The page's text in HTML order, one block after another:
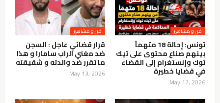
فن و مشاهير
تونس: إحالة 18 متهماً
بينهم صناع محتوى على تيك
توك وإنستغرام إلى القضاء
في قضايا خطيرة
May 17, 2026
فن و مشاهير
قرار قضائي عاجل : السجن
ضد مغني الراب سامارا و هذا
ما تقرر ضد والدته و شقيقته
May 13, 2026